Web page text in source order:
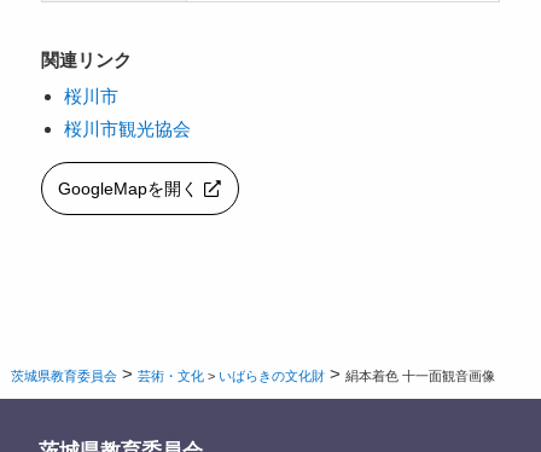
関連リンク
桜川市
桜川市観光協会
GoogleMapを開く
茨城県教育委員会 >芸術・文化 > いばらきの文化財 >絹本着色 十一面観音画像